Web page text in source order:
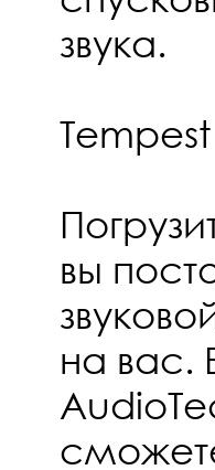
звука.
вы
на вас.